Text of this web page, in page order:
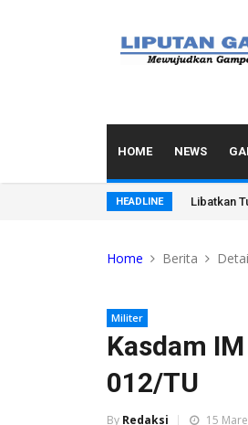
HOME NEWS
HEADLINE DMDI
Home Berita
Militer
Kasdam
012/TU
By Redaksi 15